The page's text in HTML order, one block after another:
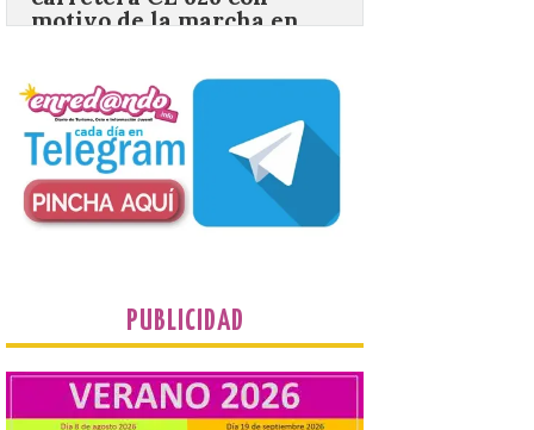
6 Ago 2026
de…viaje. Una iniciativa
organizado por la sección
juvenil de la Asociación
Enróllate, la Asociación
Conceyu País Llionés y el Diario de
Turismo, Ocio e Información para
jóvenes “Enredando.info”. Eduardo
Morán nos envía desde la carretera […]
macroevento, un festival
cultural transformador
6 Ago 2026
PUBLICIDAD